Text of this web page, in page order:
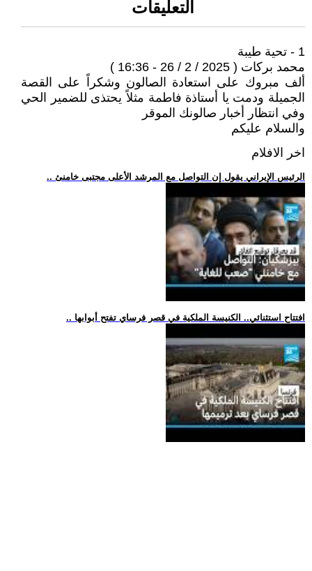
التعليقات
1 - تحية طيبة
محمد بركات ( 2025 / 2 / 26 - 16:36 )
ألف مبروك على استعادة الصالون وشكراً على القصة
الجميلة ودمت يا أستاذة فاطمة مثلاً يحتذى للضمير الحي
وفي انتظار أخبار صالونك الموقر
والسلام عليكم
اخر الافلام
.. الرئيس الإيراني يقول إن التواصل مع المرشد الأعلى مجتبى خامنئ
.. افتتاح استثنائي.. الكنيسة الملكية في قصر فرساي تفتح أبوابها